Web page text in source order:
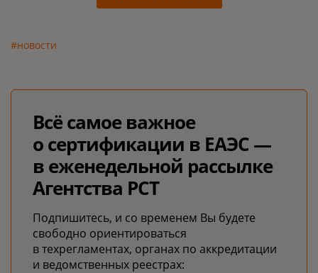
#новости
Всё самое важное
о сертификации в ЕАЭС —
в еженедельной рассылке
Агентства РСТ
Подпишитесь, и со временем Вы будете
свободно ориентироваться
в техрегламентах, органах по аккредитации
и ведомственных реестрах: